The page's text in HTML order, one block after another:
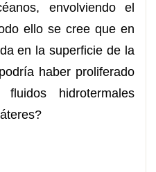
envolviendo el
ello se cree que en
en la superficie de la
haber proliferado
hidrotermales